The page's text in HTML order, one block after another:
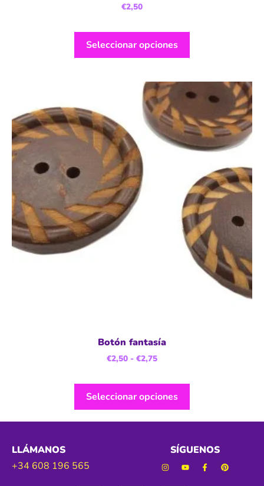
€2,50
Seleccionar opciones
Botón fantasía
€2,50 - €2,75
Seleccionar opciones
LLÁMANOS
+34 608 196 565
SÍGUENOS